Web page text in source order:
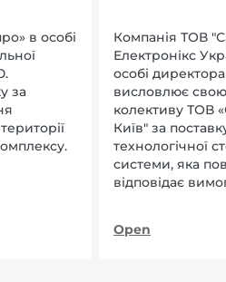
в особі
за
Компанія ТОВ
Електронікс
особі
висловлює
колективу ТОВ
Київ" за
технологічної
системи, яка
відповідає
Open